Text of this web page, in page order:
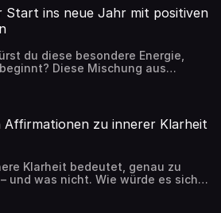
dich selbst mit neuen Augen
kämpfen täglich gegen ihren
Start ins neue Jahr mit positiven
du diese besondere Energie,
Diese Mischung aus
auch ein wenig Unsicherheit? Ein
leere Leinwand – voller
aber nicht genau, wo sie
guten Vorsätzen und echter
Affirmationen zu innerer Klarheit
Klarheit bedeutet, genau zu
und was nicht. Wie würde es sich
Sicherheit und mit klarem Fokus
könntest, die dein Leben wirklich